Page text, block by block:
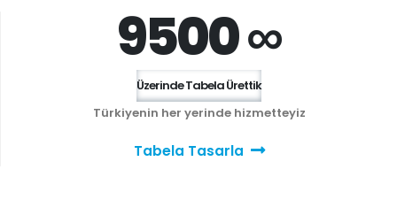
9500 ∞
Üzerinde Tabela Ürettik
Türkiyenin her yerinde hizmetteyiz
Tabela Tasarla